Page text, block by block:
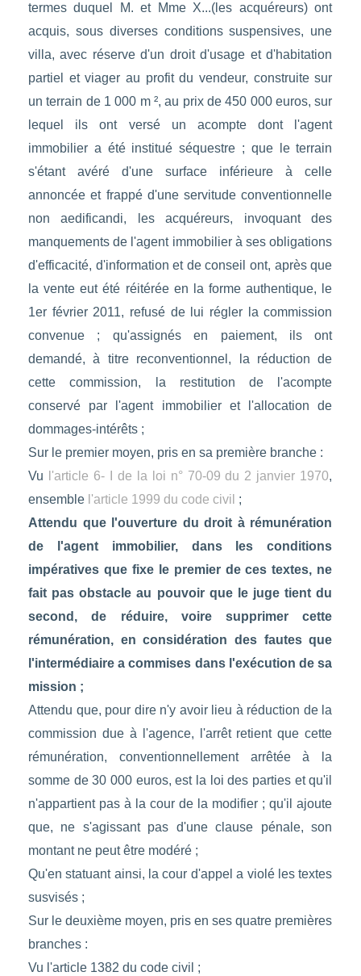
termes duquel M. et Mme X...(les acquéreurs) ont
acquis, sous diverses conditions suspensives, une
villa, avec réserve d'un droit d'usage et d'habitation
partiel et viager au profit du vendeur, construite sur
un terrain de 1 000 m ², au prix de 450 000 euros, sur
lequel ils ont versé un acompte dont l'agent
immobilier a été institué séquestre ; que le terrain
s'étant avéré d'une surface inférieure à celle
annoncée et frappé d'une servitude conventionnelle
non aedificandi, les acquéreurs, invoquant des
manquements de l'agent immobilier à ses obligations
d'efficacité, d'information et de conseil ont, après que
la vente eut été réitérée en la forme authentique, le
1er février 2011, refusé de lui régler la commission
convenue ; qu'assignés en paiement, ils ont
demandé, à titre reconventionnel, la réduction de
cette commission, la restitution de l'acompte
conservé par l'agent immobilier et l'allocation de
dommages-intérêts ;
Sur le premier moyen, pris en sa première branche :
Vu
l'article 6- I de la loi n° 70-09 du 2 janvier 1970,
ensemble l'article 1999 du code civil ;
Attendu que l'ouverture du droit à rémunération
de l'agent immobilier, dans les conditions
impératives que fixe le premier de ces textes, ne
fait pas obstacle au pouvoir que le juge tient du
second, de réduire, voire supprimer cette
rémunération, en considération des fautes que
l'intermédiaire a commises dans l'exécution de sa
mission ;
Attendu que, pour dire n'y avoir lieu à réduction de la
commission due à l'agence, l'arrêt retient que cette
rémunération, conventionnellement arrêtée à la
somme de 30 000 euros, est la loi des parties et qu'il
n'appartient pas à la cour de la modifier ; qu'il ajoute
que, ne s'agissant pas d'une clause pénale, son
montant ne peut être modéré ;
Qu'en statuant ainsi, la cour d'appel a violé les textes
susvisés ;
Sur le deuxième moyen, pris en ses quatre premières
branches :
Vu l'article 1382 du code civil ;